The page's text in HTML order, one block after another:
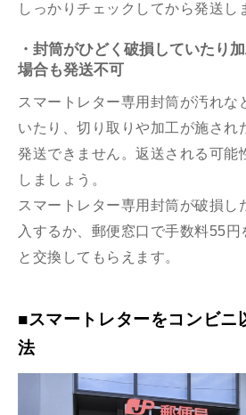
しっかりチェックしてから発送し
・封筒がひどく破損していたり
場合も発送不可
スマートレター専用封筒が汚れな
いたり、切り取りや加工が施され
発送できません。返送される可能
しましょう。
スマートレター専用封筒が破損し
入するか、郵便窓口で手数料55
と交換してもらえます。
■スマートレターをコンビニ
法